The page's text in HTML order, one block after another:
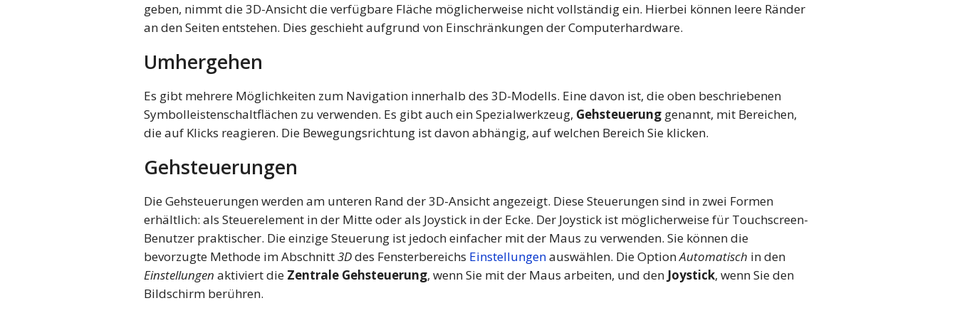
geben, nimmt die 3D-Ansicht die verfügbare Fläche möglicherweise nicht vollständig ein. Hierbei können leere Ränder
an den Seiten entstehen. Dies geschieht aufgrund von Einschränkungen der Computerhardware.
Umhergehen
Es gibt mehrere Möglichkeiten zum Navigation innerhalb des 3D-Modells. Eine davon ist, die oben beschriebenen
Symbolleistenschaltflächen zu verwenden. Es gibt auch ein Spezialwerkzeug, Gehsteuerung genannt, mit Bereichen,
die auf Klicks reagieren. Die Bewegungsrichtung ist davon abhängig, auf welchen Bereich Sie klicken.
Gehsteuerungen
Die Gehsteuerungen werden am unteren Rand der 3D-Ansicht angezeigt. Diese Steuerungen sind in zwei Formen
erhältlich: als Steuerelement in der Mitte oder als Joystick in der Ecke. Der Joystick ist möglicherweise für Touchscreen-
Benutzer praktischer. Die einzige Steuerung ist jedoch einfacher mit der Maus zu verwenden. Sie können die
bevorzugte Methode im Abschnitt3Ddes Fensterbereichs Einstellungenauswählen. Die OptionAutomatisch in den
Einstellungen aktiviert die Zentrale Gehsteuerung, wenn Sie mit der Maus arbeiten, und den Joystick, wenn Sie den
Bildschirm berühren.